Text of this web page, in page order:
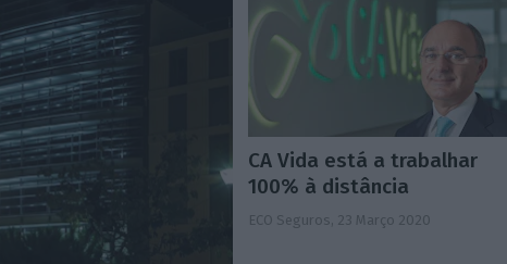
CA Vida está a trabalhar
100% à distância
ECO Seguros, 23 Março 2020